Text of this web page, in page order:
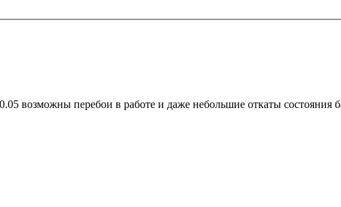
возможны перебои в работе и даже небольшие откаты состояния